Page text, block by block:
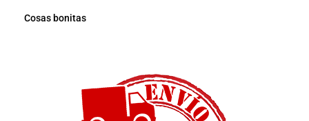
Cosas bonitas